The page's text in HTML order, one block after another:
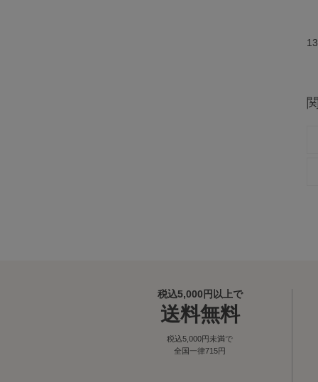
13
税込5,000円以上で
送料無料
税込5,000円未満で
全国一律715円